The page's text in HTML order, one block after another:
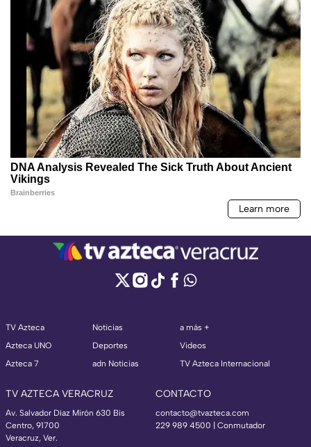
TV Azteca
Azteca UNO
Azteca 7
Noticias
Deportes
adn Noticias
a más +
Videos
TV Azteca Internacional
TV AZTECA VERACRUZ
Av. Salvador Díaz Mirón 630 Bis
Centro, 91700
Veracruz, Ver.
CONTACTO
contacto@tvazteca.com
229 989 4500 | Conmutador